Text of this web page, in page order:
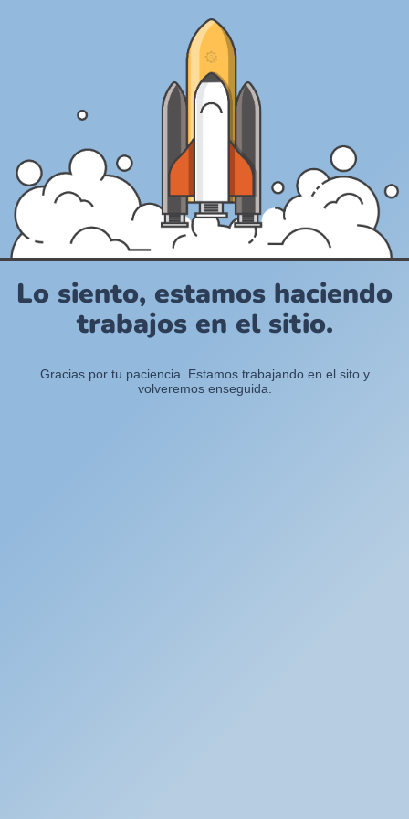
Lo siento, estamos haciendo
trabajos en el sitio.
Gracias por tu paciencia. Estamos trabajando en el sito y
volveremos enseguida.